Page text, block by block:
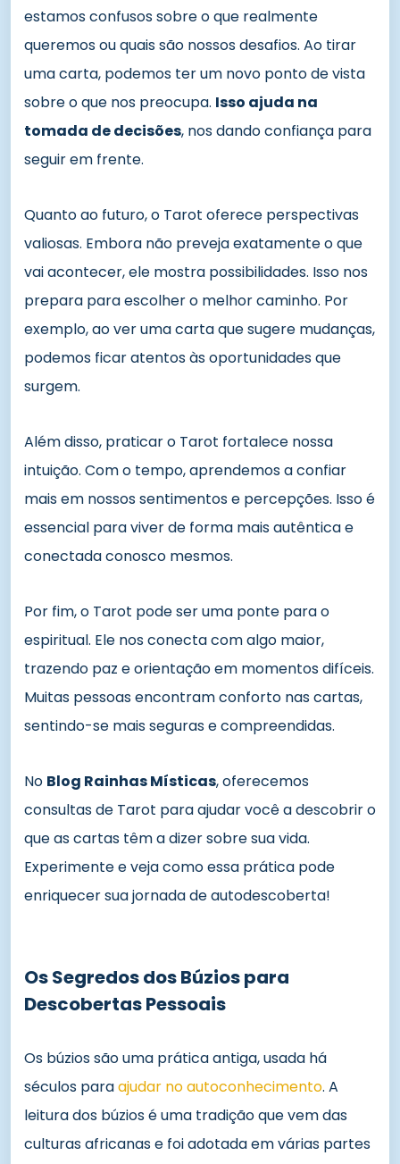
estamos confusos sobre o que realmente
queremos ou quais são nossos desafios. Ao tirar
uma carta, podemos ter um novo ponto de vista
sobre o que nos preocupa. Isso ajuda na
tomada de decisões, nos dando confiança para
seguir em frente.
Quanto ao futuro, o Tarot oferece perspectivas
valiosas. Embora não preveja exatamente o que
vai acontecer, ele mostra possibilidades. Isso nos
prepara para escolher o melhor caminho. Por
exemplo, ao ver uma carta que sugere mudanças,
podemos ficar atentos às oportunidades que
surgem.
Além disso, praticar o Tarot fortalece nossa
intuição. Com o tempo, aprendemos a confiar
mais em nossos sentimentos e percepções. Isso é
essencial para viver de forma mais autêntica e
conectada conosco mesmos.
Por fim, o Tarot pode ser uma ponte para o
espiritual. Ele nos conecta com algo maior,
trazendo paz e orientação em momentos difíceis.
Muitas pessoas encontram conforto nas cartas,
sentindo-se mais seguras e compreendidas.
No Blog Rainhas Místicas, oferecemos
consultas de Tarot para ajudar você a descobrir o
que as cartas têm a dizer sobre sua vida.
Experimente e veja como essa prática pode
enriquecer sua jornada de autodescoberta!
Os Segredos dos Búzios para
Descobertas Pessoais
Os búzios são uma prática antiga, usada há
séculos paraajudar no autoconhecimento. A
leitura dos búzios é uma tradição que vem das
culturas africanas e foi adotada em várias partes